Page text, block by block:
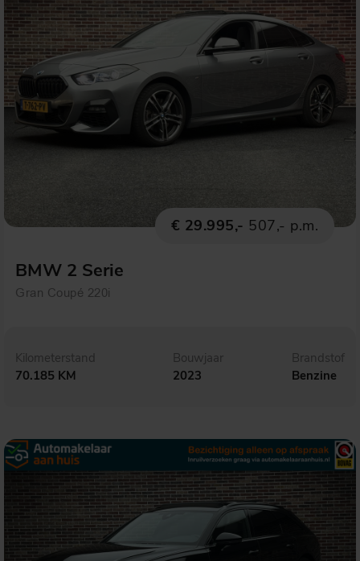
€ 29.995,- 507,- p.m.
BMW 2 Serie
Gran Coupé 220i
Kilometerstand
70.185 KM
Bouwjaar
2023
Brandstof
Benzine